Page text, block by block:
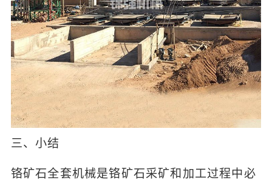
三、小结
铬矿石全套机械是铬矿石采矿和加工过程中必